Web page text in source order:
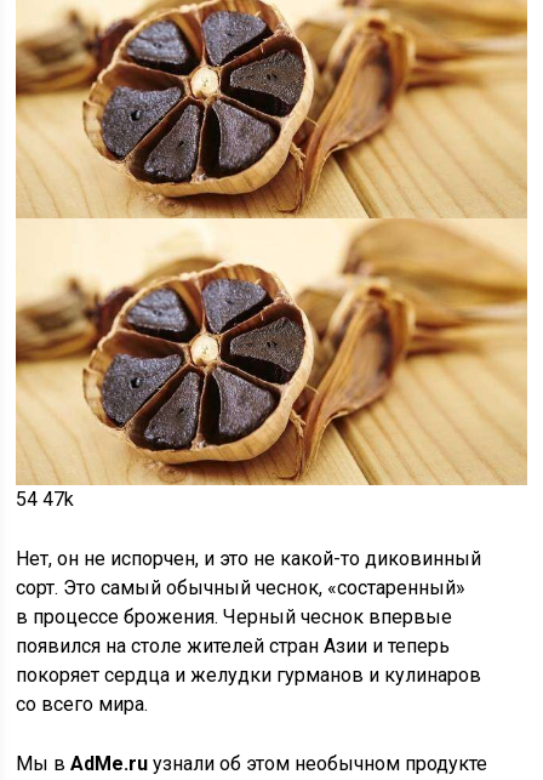
5447k
Нет, он не испорчен, и это не какой-то диковинный
сорт. Это самый обычный чеснок, «состаренный»
в процессе брожения. Черный чеснок впервые
появился на столе жителей стран Азии и теперь
покоряет сердца и желудки гурманов и кулинаров
со всего мира.
Мы вAdMe.ru узнали об этом необычном продукте